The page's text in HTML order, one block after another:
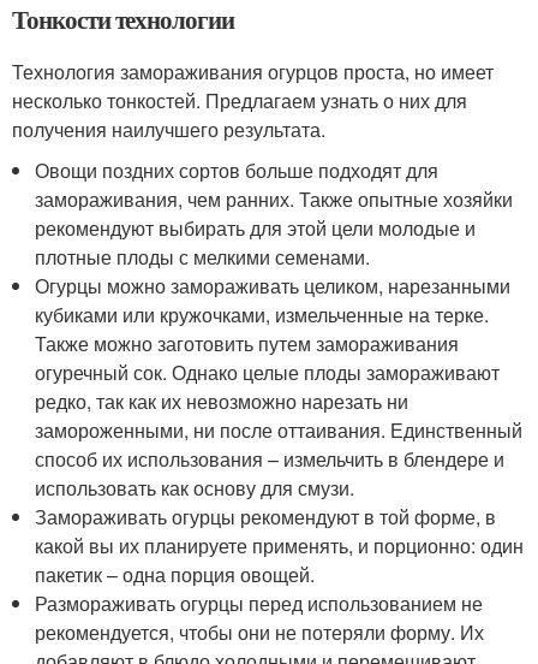
Тонкости технологии
Технология замораживания огурцов проста, но имеет
несколько тонкостей. Предлагаем узнать о них для
получения наилучшего результата.
Овощи поздних сортов больше подходят для
замораживания, чем ранних. Также опытные хозяйки
рекомендуют выбирать для этой цели молодые и
плотные плоды с мелкими семенами.
Огурцы можно замораживать целиком, нарезанными
кубиками или кружочками, измельченные на терке.
Также можно заготовить путем замораживания
огуречный сок. Однако целые плоды замораживают
редко, так как их невозможно нарезать ни
замороженными, ни после оттаивания. Единственный
способ их использования – измельчить в блендере и
использовать как основу для смузи.
Замораживать огурцы рекомендуют в той форме, в
какой вы их планируете применять, и порционно: один
пакетик – одна порция овощей.
Размораживать огурцы перед использованием не
рекомендуется, чтобы они не потеряли форму. Их